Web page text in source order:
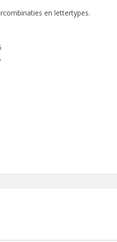
en lettertypes.